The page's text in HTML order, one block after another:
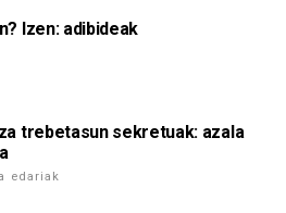
Izen: adibideak
trebetasun sekretuak: azala
edariak